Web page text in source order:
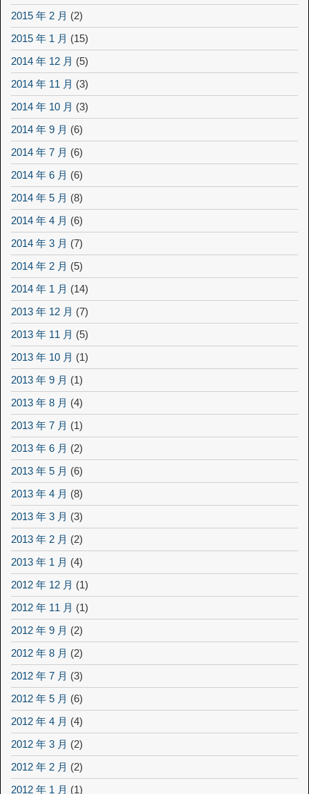
2015 年 2 月 (2)
2015 年 1 月 (15)
2014 年 12 月 (5)
2014 年 11 月 (3)
2014 年 10 月 (3)
2014 年 9 月 (6)
2014 年 7 月 (6)
2014 年 6 月 (6)
2014 年 5 月 (8)
2014 年 4 月 (6)
2014 年 3 月 (7)
2014 年 2 月 (5)
2014 年 1 月 (14)
2013 年 12 月 (7)
2013 年 11 月 (5)
2013 年 10 月 (1)
2013 年 9 月 (1)
2013 年 8 月 (4)
2013 年 7 月 (1)
2013 年 6 月 (2)
2013 年 5 月 (6)
2013 年 4 月 (8)
2013 年 3 月 (3)
2013 年 2 月 (2)
2013 年 1 月 (4)
2012 年 12 月 (1)
2012 年 11 月 (1)
2012 年 9 月 (2)
2012 年 8 月 (2)
2012 年 7 月 (3)
2012 年 5 月 (6)
2012 年 4 月 (4)
2012 年 3 月 (2)
2012 年 2 月 (2)
2012 年 1 月 (1)